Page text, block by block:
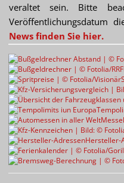
veraltet sein. Bitte
Veröffentlichungsdatum
News finden Sie hier.
Hersteller-